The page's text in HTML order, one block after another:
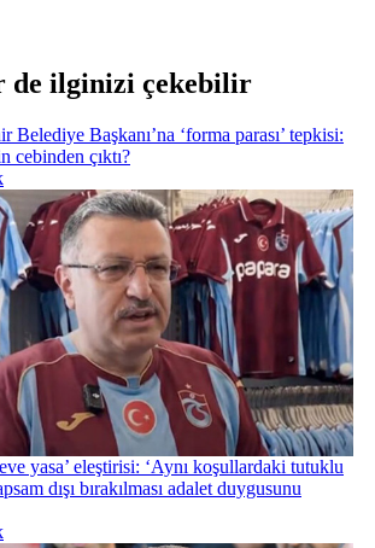
de ilginizi çekebilir
Belediye Başkanı’na ‘forma parası’ tepkisi:
cebinden çıktı?
yasa’ eleştirisi: ‘Aynı koşullardaki tutuklu
dışı bırakılması adalet duygusunu